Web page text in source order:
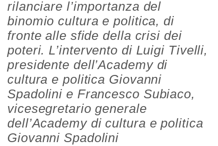
rilanciare l’importanza del
binomio cultura e politica, di
fronte alle sfide della crisi dei
poteri. L’intervento di Luigi Tivelli,
presidente dell’Academy di
cultura e politica Giovanni
Spadolini e Francesco Subiaco,
vicesegretario generale
dell’Academy di cultura e politica
Giovanni Spadolini